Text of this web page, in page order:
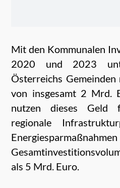
Mit den Kommunalen
2020 und 2023
Österreichs Gemeinden
von insgesamt 2 Mrd.
nutzen dieses Geld
regionale
als 5 Mrd. Euro.